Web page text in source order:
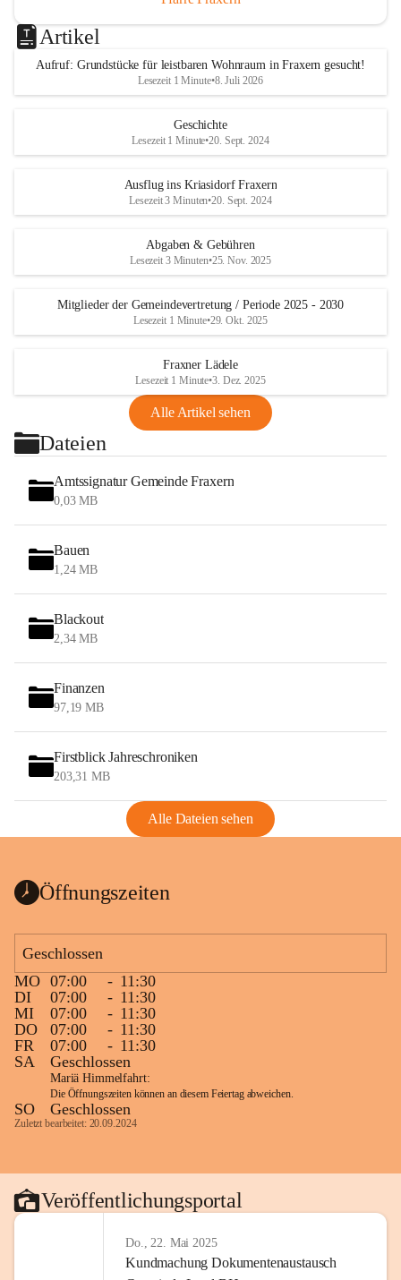
Artikel
Aufruf: Grundstücke für leistbaren Wohnraum in Fraxern gesucht!
Lesezeit 1 Minute•8. Juli 2026
Geschichte
Lesezeit 1 Minute•20. Sept. 2024
Ausflug ins Kriasidorf Fraxern
Lesezeit 3 Minuten•20. Sept. 2024
Abgaben & Gebühren
Lesezeit 3 Minuten•25. Nov. 2025
Mitglieder der Gemeindevertretung / Periode 2025 - 2030
Lesezeit 1 Minute•29. Okt. 2025
Fraxner Lädele
Lesezeit 1 Minute•3. Dez. 2025
Alle Artikel sehen
Dateien
Amtssignatur Gemeinde Fraxern
0,03 MB
Bauen
1,24 MB
Blackout
2,34 MB
Finanzen
97,19 MB
Firstblick Jahreschroniken
203,31 MB
Alle Dateien sehen
Öffnungszeiten
Geschlossen
MO 07:00 - 11:30
DI
07:00 - 11:30
MI
07:00 - 11:30
DO
07:00 - 11:30
FR
07:00 - 11:30
SA
Geschlossen
Mariä Himmelfahrt:
Die Öffnungszeiten können an diesem Feiertag abweichen.
SO Geschlossen
Zuletzt bearbeitet: 20.09.2024
Veröffentlichungsportal
Do., 22. Mai 2025
Kundmachung Dokumentenaustausch